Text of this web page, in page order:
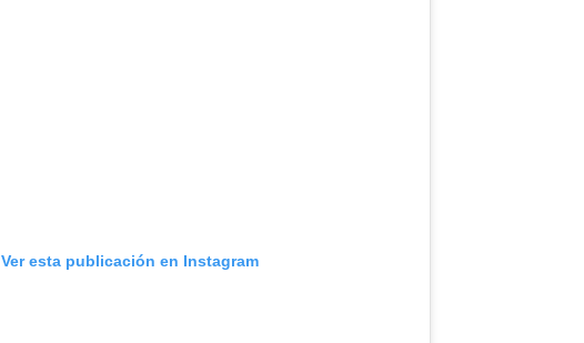
Ver esta publicación en Instagram